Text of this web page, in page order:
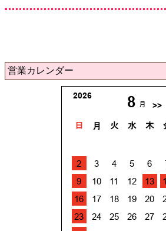
営業カレンダー